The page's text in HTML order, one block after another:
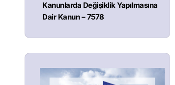
Kanunlarda Değişiklik Yapılmasına
Dair Kanun – 7578